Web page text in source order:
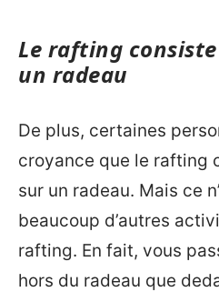
Le rafting consiste
un radeau
De plus, certaines
croyance que le rafting
sur un radeau. Mais ce
beaucoup d’autres
rafting. En fait, vous
hors du radeau que